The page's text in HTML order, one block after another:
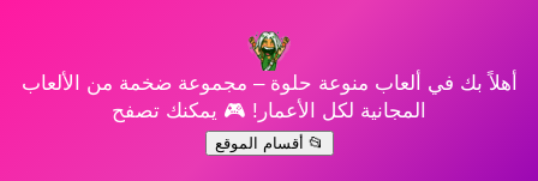
أهلاً بك في ألعاب منوعة حلوة – مجموعة ضخمة من الألعاب
المجانية لكل الأعمار! 🎮 يمكنك تصفح
📂 أقسام الموقع